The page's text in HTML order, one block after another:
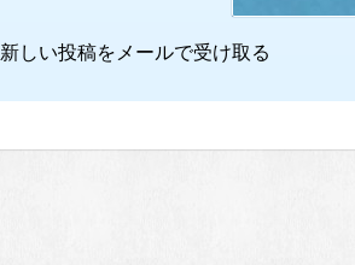
新しい投稿をメールで受け取る